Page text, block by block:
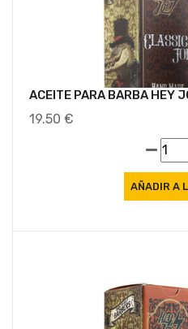
ACEITE PARA BARBA HEY
19.50 €